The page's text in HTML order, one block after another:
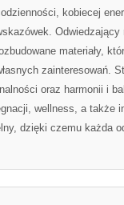
kobiecej
materiały,
zainteresowań.
oraz harmonii i
wellness, a także
dzięki czemu każda